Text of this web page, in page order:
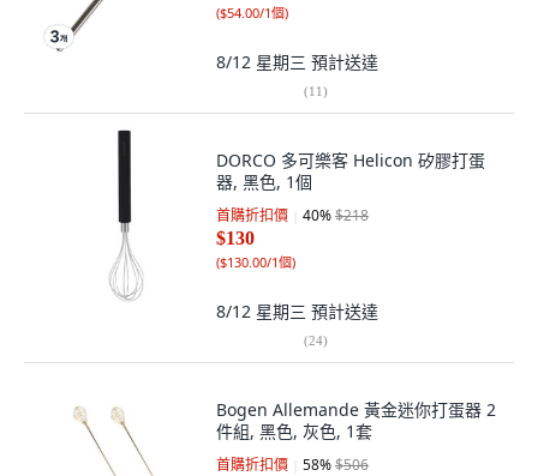
($54.00/1個)
8/12 星期三 預計送達
(11)
DORCO 多可樂客 Helicon 矽膠打蛋
器, 黑色, 1個
首購折扣價 40%$218
$130
($130.00/1個)
8/12 星期三 預計送達
(24)
Bogen Allemande 黃金迷你打蛋器 2
件組, 黑色, 灰色, 1套
首購折扣價 58%$506